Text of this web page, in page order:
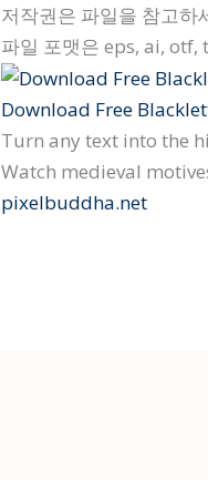
저작권은 파일을 참고하
파일 포맷은 eps, ai, otf,
Download Free
Turn any text into the
Watch medieval
pixelbuddha.net